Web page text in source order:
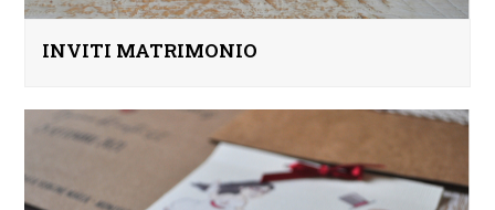
INVITI MATRIMONIO